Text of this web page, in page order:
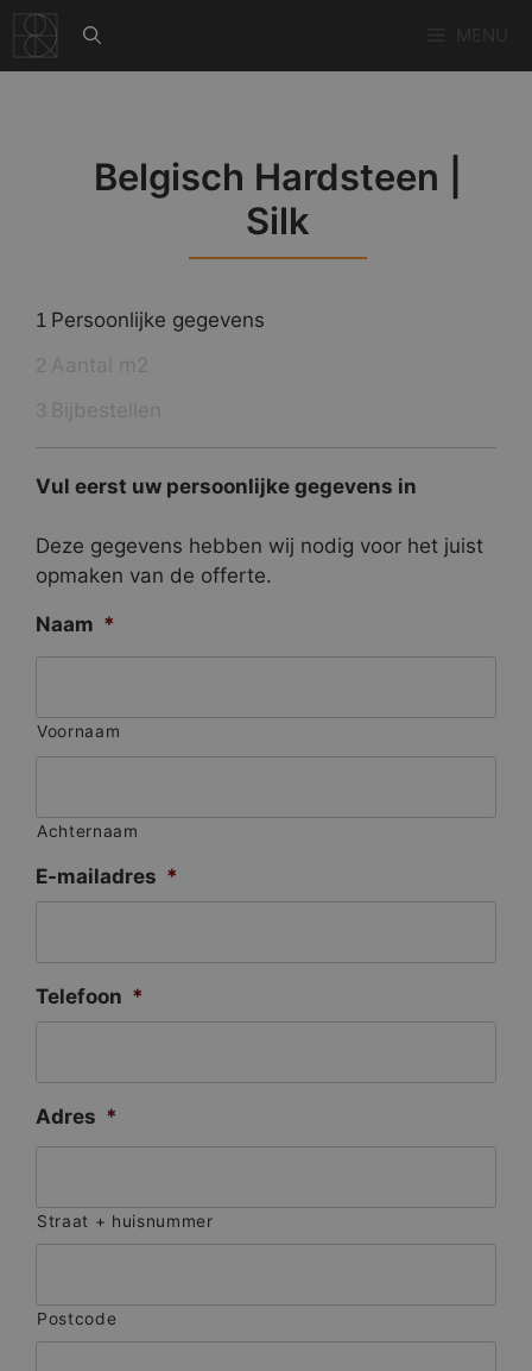
naar
de
Belgisch Hardsteen |
Silk
1 Persoonlijke gegevens
Vul eerst uw persoonlijke gegevens in
Deze gegevens hebben wij nodig voor het juist
opmaken van de offerte.
Naam *
Voornaam
Achternaam
E-mailadres *
Telefoon *
Adres *
Straat + huisnummer
Postcode